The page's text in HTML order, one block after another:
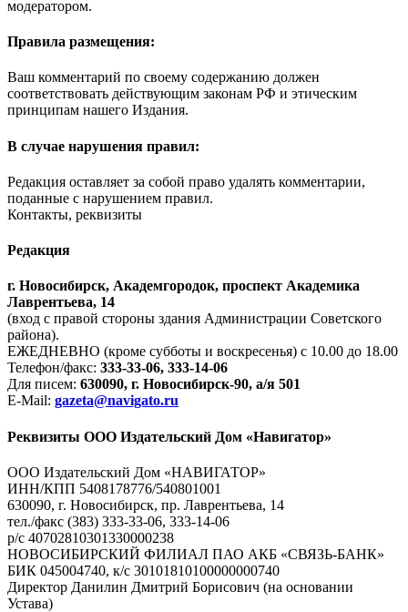
модератором.
Правила размещения:
Ваш комментарий по своему содержанию должен
соответствовать действующим законам РФ и этическим
принципам нашего Издания.
В случае нарушения правил:
Редакция оставляет за собой право удалять комментарии,
поданные с нарушением правил.
Контакты, реквизиты
Редакция
г. Новосибирск, Академгородок, проспект Академика
Лаврентьева, 14
(вход с правой стороны здания Администрации Советского
района).
ЕЖЕДНЕВНО (кроме субботы и воскресенья) с 10.00 до 18.00
Телефон/факс: 333-33-06, 333-14-06
Для писем: 630090, г. Новосибирск-90, а/я 501
E-Mail: gazeta@navigato.ru
Реквизиты ООО Издательский Дом «Навигатор»
ООО Издательский Дом «НАВИГАТОР»
ИНН/КПП 5408178776/540801001
630090, г. Новосибирск, пр. Лаврентьева, 14
тел./факс (383) 333-33-06, 333-14-06
р/с 40702810301330000238
НОВОСИБИРСКИЙ ФИЛИАЛ ПАО АКБ «СВЯЗЬ-БАНК»
БИК 045004740, к/с 30101810100000000740
Директор Данилин Дмитрий Борисович (на основании
Устава)